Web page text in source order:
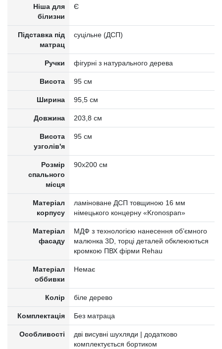
Ніша для
білизни
Є
Підставка під
матрац
суцільне (ДСП)
Ручки фігурні з натурального дерева
Висота 95 см
Ширина 95,5 см
Довжина 203,8 см
Висота
узголів'я
95 см
Розмір
спального
місця
90х200 см
Матеріал
корпусу
ламіноване ДСП товщиною 16 мм
німецького концерну «Kronospan»
Матеріал
фасаду
МДФ з технологією нанесення об’ємного
малюнка 3D, торці деталей обклеюються
кромкою ПВХ фірми Rehau
Матеріал
оббивки
Немає
Колір біле дерево
Комплектація Без матраца
Особливості
дві висувні шухляди | додатково
комплектується бортиком